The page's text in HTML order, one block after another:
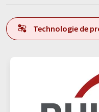
Technologie de